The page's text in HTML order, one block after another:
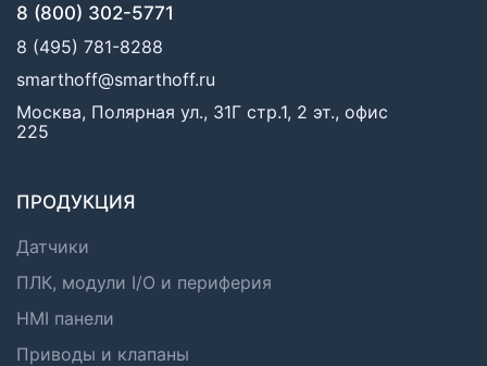
8 (800) 302-5771
8 (495) 781-8288
smarthoff@smarthoff.ru
Москва, Полярная ул., 31Г стр.1, 2 эт., офис
225
ПРОДУКЦИЯ
Датчики
ПЛК, модули I/O и периферия
HMI панели
Приводы и клапаны